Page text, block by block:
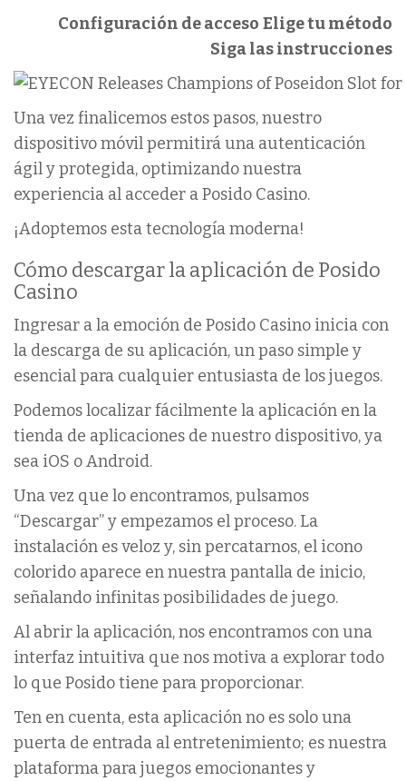
Configuración de acceso Elige tu método
Siga las instrucciones
Una vez finalicemos estos pasos, nuestro
dispositivo móvil permitirá una autenticación
ágil y protegida, optimizando nuestra
experiencia al acceder a Posido Casino.
¡Adoptemos esta tecnología moderna!
Cómo descargar la aplicación de Posido
Casino
Ingresar a la emoción de Posido Casino inicia con
la descarga de su aplicación, un paso simple y
esencial para cualquier entusiasta de los juegos.
Podemos localizar fácilmente la aplicación en la
tienda de aplicaciones de nuestro dispositivo, ya
sea iOS o Android.
Una vez que lo encontramos, pulsamos
“Descargar” y empezamos el proceso. La
instalación es veloz y, sin percatarnos, el icono
colorido aparece en nuestra pantalla de inicio,
señalando infinitas posibilidades de juego.
Al abrir la aplicación, nos encontramos con una
interfaz intuitiva que nos motiva a explorar todo
lo que Posido tiene para proporcionar.
Ten en cuenta, esta aplicación no es solo una
puerta de entrada al entretenimiento; es nuestra
plataforma para juegos emocionantes y